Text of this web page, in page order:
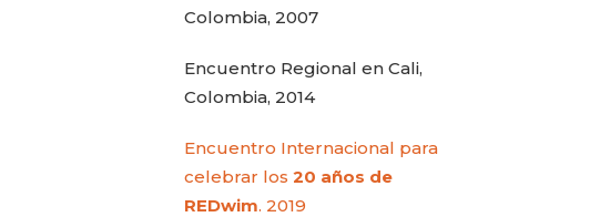
Colombia, 2007
Encuentro Regional en Cali,
Colombia, 2014
Encuentro Internacional para
celebrar los20 años de
REDwim. 2019